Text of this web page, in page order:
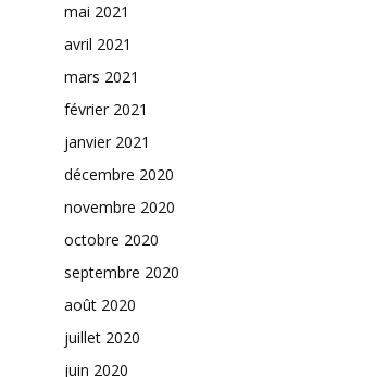
mai 2021
avril 2021
mars 2021
février 2021
janvier 2021
décembre 2020
novembre 2020
octobre 2020
septembre 2020
août 2020
juillet 2020
juin 2020